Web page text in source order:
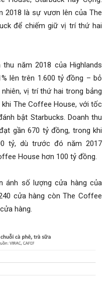
2018 là sự vươn lên của The
để chiếm giữ vị trí thứ hai
năm 2018 của Highlands
lên trên 1.600 tỷ đồng – bỏ
vị trí thứ hai trong bảng
The Coffee House, với tốc
bật Starbucks. Doanh thu
gần 670 tỷ đồng, trong khi
tỷ, dù trước đó năm 2017
House hơn 100 tỷ đồng.
ánh số lượng cửa hàng của
cửa hàng còn The Coffee
hàng.